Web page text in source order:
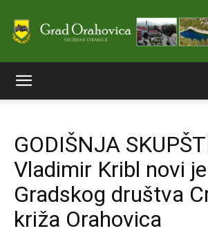
stranice
Grada
GODIŠNJA
Vladimir Kribl novi
Gradskog društva
križa Orahovica